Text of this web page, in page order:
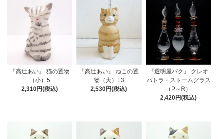
『高辻あい』 猫の置物
（小）5
2,310円(税込)
『高辻あい』 ねこの置
物（大）13
2,530円(税込)
『透明屋パク』 クレオ
パトラ・ストームグラス
（P～R）
2,420円(税込)